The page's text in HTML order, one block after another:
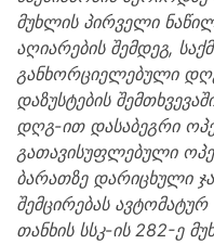
მუხლის პირველი
აღიარების შემდეგ,
განხორციელებული
დაზუსტების
დღგ-ით დასაბეგრი
გათავისუფლებული
ბარათზე დარიცხული
შემცირებას ავტომატურ
თანხის სსკ-ის 282-ე